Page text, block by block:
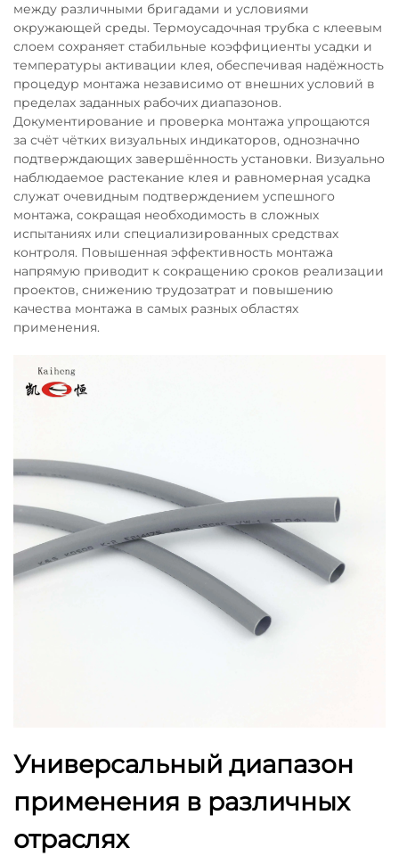
между различными бригадами и условиями
окружающей среды. Термоусадочная трубка с клеевым
слоем сохраняет стабильные коэффициенты усадки и
температуры активации клея, обеспечивая надёжность
процедур монтажа независимо от внешних условий в
пределах заданных рабочих диапазонов.
Документирование и проверка монтажа упрощаются
за счёт чётких визуальных индикаторов, однозначно
подтверждающих завершённость установки. Визуально
наблюдаемое растекание клея и равномерная усадка
служат очевидным подтверждением успешного
монтажа, сокращая необходимость в сложных
испытаниях или специализированных средствах
контроля. Повышенная эффективность монтажа
напрямую приводит к сокращению сроков реализации
проектов, снижению трудозатрат и повышению
качества монтажа в самых разных областях
применения.
Универсальный диапазон
применения в различных
отраслях